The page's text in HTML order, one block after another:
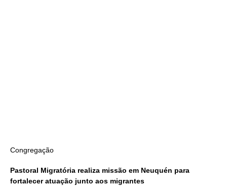
Congregação
Pastoral Migratória realiza missão em Neuquén para
fortalecer atuação junto aos migrantes